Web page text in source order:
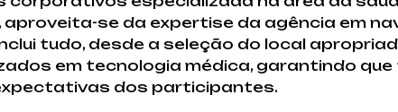
se da expertise da agência em
tudo, desde a seleção do local
em tecnologia médica, garantindo
dos participantes.